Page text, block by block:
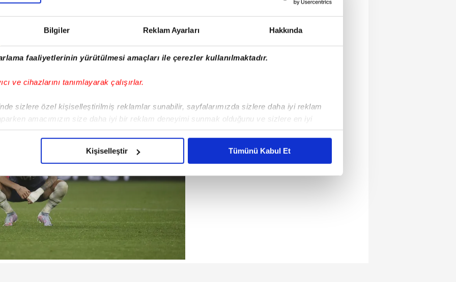
Bilgiler Reklam Ayarları Hakkında
faaliyetlerinin yürütülmesi amaçları ile çerezler kullanılmaktadır.
ve cihazlarını tanımlayarak çalışırlar.
sizlere özel kişiselleştirilmiş reklamlar sunabilir, sayfalarımızda sizlere daha iyi reklam
amacımızın size daha iyi bir reklam deneyimi sunmak olduğunu ve sizlere en iyi
gelen çabayı gösterdiğimizi ve bu noktada, reklamların maliyetlerimizi karşılamak
için İnternet Sitemizde kendimize ve üçüncü kişilere ait çerezler kullanılmaktadır. Bu
verileriniz işlenmekte olup gerekli olan çerezler bilgi toplumu hizmetlerinin sunulması
çerezler, sitemizin daha işlevsel kılınması ve kişiselleştirilmesi ve sizlere yönelik
amaçlarıyla sınırlı olarak açık rızanız dahilinde kullanılacaktır.
yer alan panel vasıtasıyla belirleyebilirsiniz. Çerezlere ilişkin detaylı bilgi için Ayarlar
Kişiselleştir Tümünü Kabul Et
rövanşta Sevilla'yı 3 farklı yenerek